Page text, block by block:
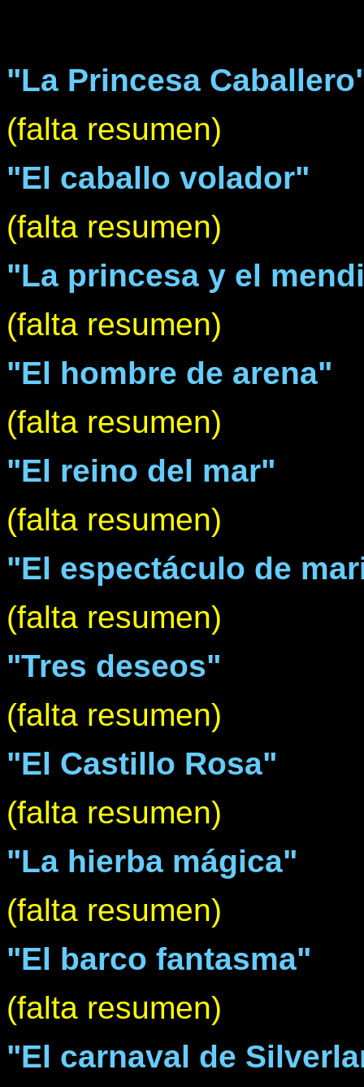
"La Princesa
(falta resumen)
"El caballo volador"
(falta resumen)
"La princesa y el
(falta resumen)
"El hombre de arena"
(falta resumen)
"El reino del mar"
(falta resumen)
"El espectáculo de
(falta resumen)
"Tres deseos"
(falta resumen)
"El Castillo Rosa"
(falta resumen)
"La hierba mágica"
(falta resumen)
"El barco fantasma"
(falta resumen)
"El carnaval de